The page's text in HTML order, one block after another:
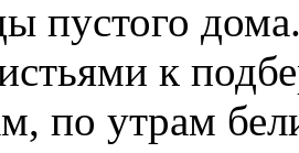
пустого
к
по утрам